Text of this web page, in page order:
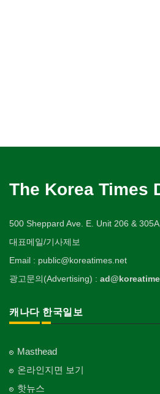
The Korea Times
500 Sheppard Ave. E. Unit 206 &
대표메일/기사제보
Email : public@koreatimes.net
광고문의(Advertising) :
캐나다 한국일보
Masthead
온라인지면 보기
핫뉴스